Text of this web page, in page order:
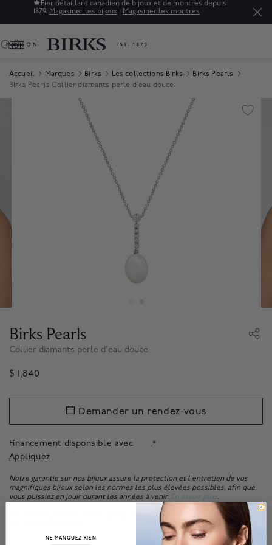
🍁 Fier détaillant canadien de bijoux et de montres depuis
1879. Magasiner les bijoux Magasiner les montres
0
Accueil Marques Birks Les collections Birks
Birks Pearls
Birks Pearls Collier diamants perle d'eau douce
Product Images
Birks Pearls
Collier diamants perle d'eau douce
$ 1,840
Financement disponsible avec
.*
Appliquez
Demander un rendez-vous
Notre garantie sur nos bijoux assure la protection et l'entretien de vos
magnifiques bijoux selon les normes les plus élevées possibles, afin que
vous puissiez en jouir durant les années à venir. En savoir plus.
Pour commander de l'extérieur du Canada, veuillez
notre équipe
NE MANQUEZ RIEN